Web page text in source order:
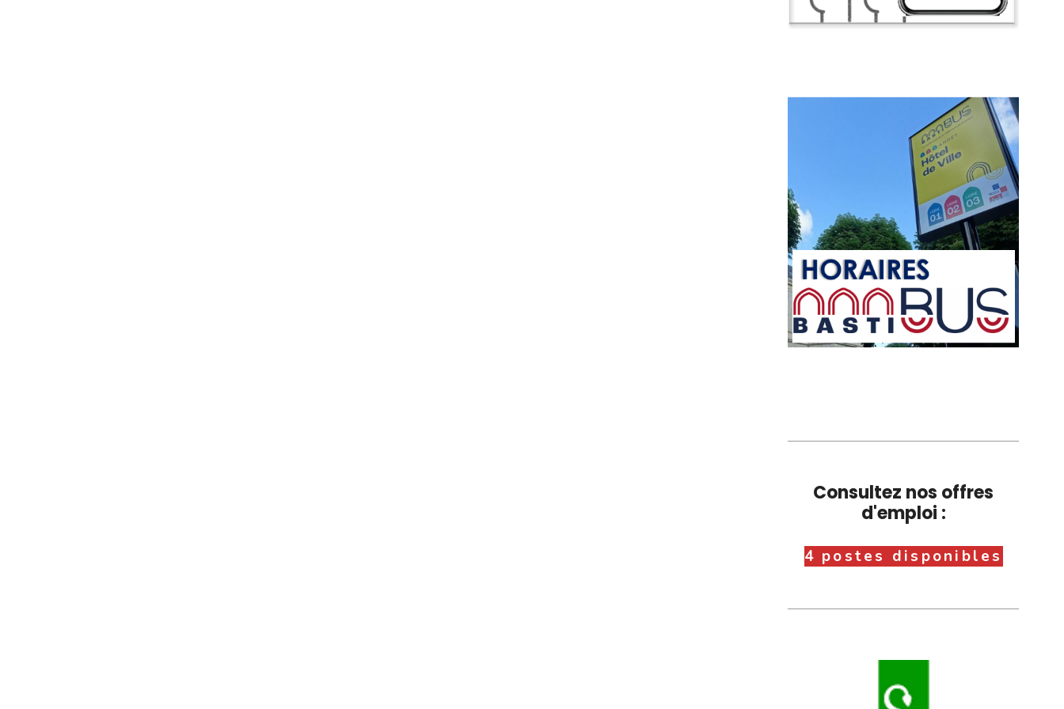
Consultez nos offres
d'emploi :
4 postes disponibles